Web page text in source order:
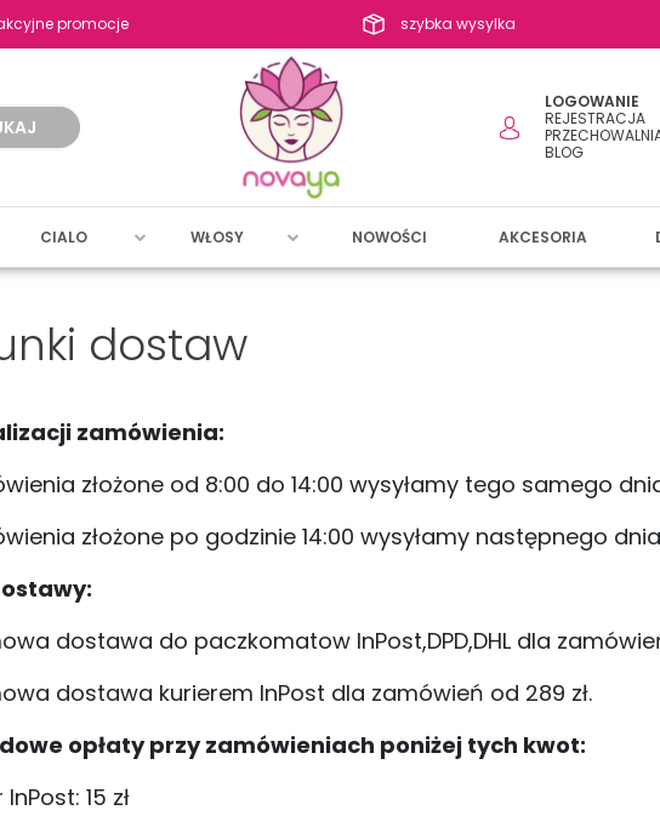
promocje szybka wysylka
LOGOWANIE
REJESTRACJA
BLOG
CIALO WŁOSY NOWOŚCI AKCESORIA
dostaw
zamówienia:
złożone od 8:00 do 14:00 wysyłamy tego samego
złożone po godzinie 14:00 wysyłamy następnego
dostawa do paczkomatow InPost,DPD,DHL dla
dostawa kurierem InPost dla zamówień od 289 zł.
opłaty przy zamówieniach poniżej tych kwot:
InPost: 15 zł